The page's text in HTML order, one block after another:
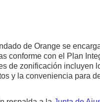
de Orange se
conforme con el Plan
de zonificación incluyen
y la conveniencia para